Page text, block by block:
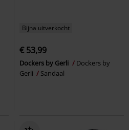
Bijna uitverkocht
€ 53,99
Dockers by Gerli
Dockers by
Gerli
Sandaal